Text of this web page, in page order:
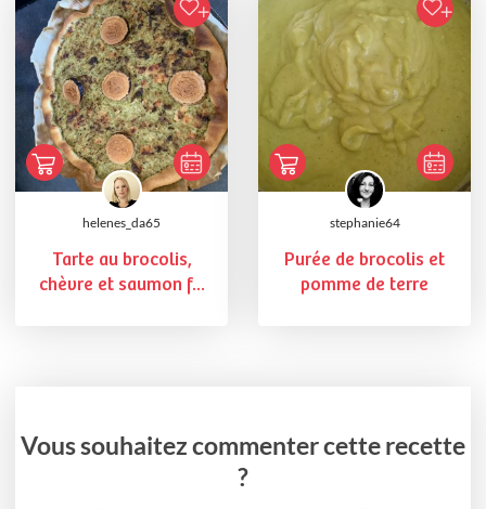
helenes_da65
Tarte au brocolis,
chèvre et saumon f...
stephanie64
Purée de brocolis et
pomme de terre
Vous souhaitez commenter cette recette
?